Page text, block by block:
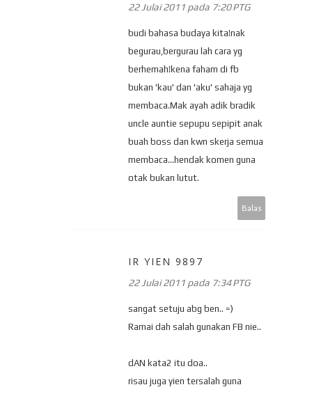
22 Julai 2011 pada 7:20 PTG
budi bahasa budaya kita!nak
begurau,bergurau lah cara yg
berhemah!kena faham di fb
bukan 'kau' dan 'aku' sahaja yg
membaca.Mak ayah adik bradik
uncle auntie sepupu sepipit anak
buah boss dan kwn skerja semua
membaca...hendak komen guna
otak bukan lutut.
Balas
IR YIEN 9897
22 Julai 2011 pada 7:34 PTG
sangat setuju abg ben.. =)
Ramai dah salah gunakan FB nie..
dAN kata2 itu doa..
risau juga yien tersalah guna